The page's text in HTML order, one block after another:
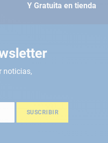
Y Gratuita en tienda
noticias,
SUSCRIBIR